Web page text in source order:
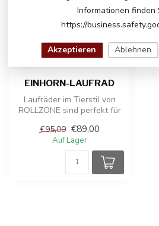
EINHORN-LAUFRAD
Laufräder im Tierstil von
ROLLZONE sind perfekt für
I...
€95,00 €89,00
Auf Lager
Informationen finden
https://
Akzeptieren Ablehnen